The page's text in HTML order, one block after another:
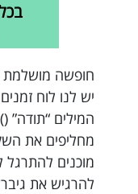
חופשה מושלמת
יש לנו לוח
המילים “תודה”
מחליפים את
מוכנים להתרגל
להרגיש את